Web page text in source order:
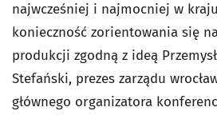
najwcześniej i najmocniej w
konieczność zorientowania się
produkcji zgodną z ideą
Stefański, prezes zarządu
głównego organizatora